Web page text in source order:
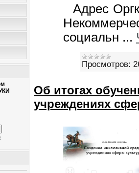
Адрес
социальн ...
Просмотров:
Об итогах
учреждениях